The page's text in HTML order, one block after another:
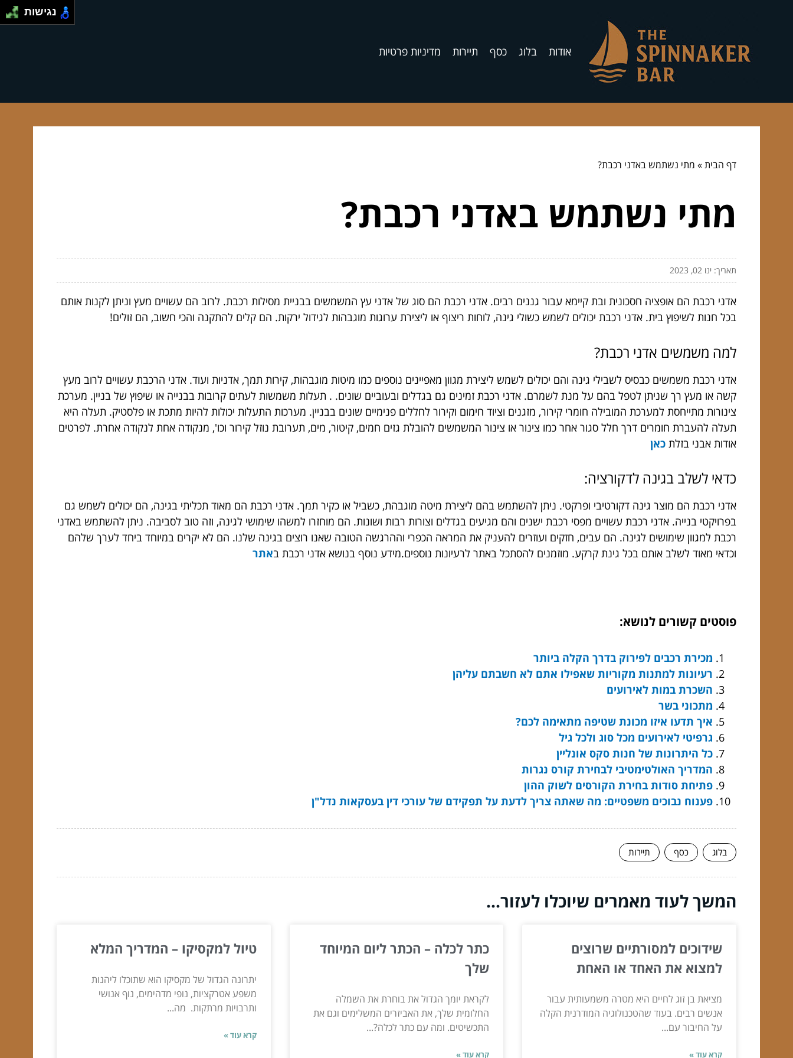
אודות בלוג כסף תיירות מדיניות פרטיות
דף הבית» מתי נשתמש באדני רכבת?
מתי נשתמש באדני רכבת?
תאריך: ינו 02, 2023
אדני רכבת הם אופציה חסכונית ובת קיימא עבור גננים רבים. אדני רכבת הם סוג של אדני עץ המשמשים בבניית מסילות רכבת. לרוב הם עשויים מעץ וניתן לקנות אותם
בכל חנות לשיפוץ בית. אדני רכבת יכולים לשמש כשולי גינה, לוחות ריצוף או ליצירת ערוגות מוגבהות לגידול ירקות. הם קלים להתקנה והכי חשוב, הם זולים!
למה משמשים אדני רכבת?
אדני רכבת משמשים כבסיס לשבילי גינה והם יכולים לשמש ליצירת מגוון מאפיינים נוספים כמו מיטות מוגבהות, קירות תמך, אדניות ועוד. אדני הרכבת עשויים לרוב מעץ
קשה או מעץ רך שניתן לטפל בהם על מנת לשמרם. אדני רכבת זמינים גם בגדלים ובעוביים שונים. . תעלות משמשות לעתים קרובות בבנייה או שיפוץ של בניין. מערכת
צינורות מתייחסת למערכת המובילה חומרי קירור, מזגנים וציוד חימום וקירור לחללים פנימיים שונים בבניין. מערכות התעלות יכולות להיות מתכת או פלסטיק. תעלה היא
תעלה להעברת חומרים דרך חלל סגור אחר כמו צינור או צינור המשמשים להובלת גזים חמים, קיטור, מים, תערובת נוזל קירור וכו', מנקודה אחת לנקודה אחרת. לפרטים
אודות אבני בזלת כאן
כדאי לשלב בגינה לדקורציה:
אדני רכבת הם מוצר גינה דקורטיבי ופרקטי. ניתן להשתמש בהם ליצירת מיטה מוגבהת, כשביל או כקיר תמך. אדני רכבת הם מאוד תכליתי בגינה, הם יכולים לשמש גם
בפרויקטי בנייה. אדני רכבת עשויים מפסי רכבת ישנים והם מגיעים בגדלים וצורות רבות ושונות. הם מוחזרו למשהו שימושי לגינה, וזה טוב לסביבה. ניתן להשתמש באדני
רכבת למגוון שימושים לגינה. הם עבים, חזקים ועוזרים להעניק את המראה הכפרי וההרגשה הטובה שאנו רוצים בגינה שלנו. הם לא יקרים במיוחד ביחד לערך שלהם
וכדאי מאוד לשלב אותם בכל גינת קרקע. מוזמנים להסתכל באתר לרעיונות נוספים.מידע נוסף בנושא אדני רכבת באתר
פוסטים קשורים לנושא:
מכירת רכבים לפירוק בדרך הקלה ביותר
רעיונות למתנות מקוריות שאפילו אתם לא חשבתם עליהן
השכרת במות לאירועים
מתכוני בשר
איך תדעו איזו מכונת שטיפה מתאימה לכם?
גרפיטי לאירועים מכל סוג ולכל גיל
כל היתרונות של חנות סקס אונליין
המדריך האולטימטיבי לבחירת קורס נגרות
פתיחת סודות בחירת הקורסים לשוק ההון
פענוח נבוכים משפטיים: מה שאתה צריך לדעת על תפקידם של עורכי דין בעסקאות נדל"ן
בלוג כסף תיירות
המשך לעוד מאמרים שיוכלו לעזור...
שידוכים למסורתיים שרוצים
למצוא את האחד או האחת
מציאת בן זוג לחיים היא מטרה משמעותית עבור
אנשים רבים. בעוד שהטכנולוגיה המודרנית הקלה
על החיבור עם...
קרא עוד »
כתר לכלה – הכתר ליום המיוחד
שלך
לקראת יומך הגדול את בוחרת את השמלה
החלומית שלך, את האביזרים המשלימים וגם את
התכשיטים. ומה עם כתר לכלה?...
קרא עוד »
טיול למקסיקו – המדריך המלא
יתרונה הגדול של מקסיקו הוא שתוכלו ליהנות
משפע אטרקציות, נופי מדהימים, נוף אנושי
ותרבויות מרתקות. מה...
קרא עוד »
נגישות